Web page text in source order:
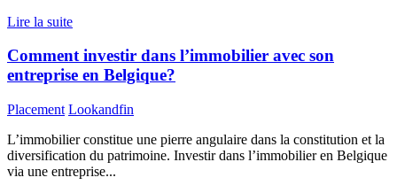
Lire la suite
Comment investir dans l’immobilier avec son
entreprise en Belgique?
Placement Lookandfin
L’immobilier constitue une pierre angulaire dans la constitution et la
diversification du patrimoine. Investir dans l’immobilier en Belgique
via une entreprise...